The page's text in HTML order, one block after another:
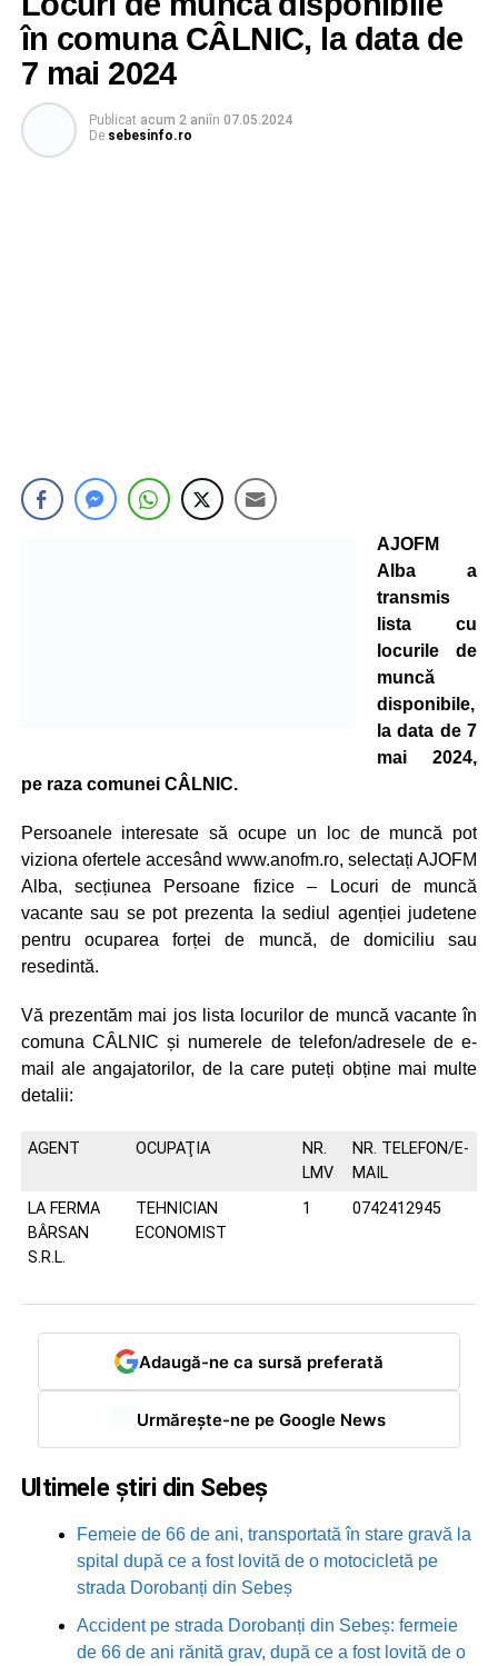
în comuna CÂLNIC, la data de
7 mai 2024
Publicat acum 2 aniîn 07.05.2024
De sebesinfo.ro
AJOFM
Alba a
transmis
lista cu
locurile de
muncă
disponibile,
la data de 7
mai 2024,
pe raza comunei CÂLNIC.
Persoanele interesate să ocupe un loc de muncă pot
viziona ofertele accesând www.anofm.ro, selectați AJOFM
Alba, secțiunea Persoane fizice – Locuri de muncă
vacante sau se pot prezenta la sediul agenției judetene
pentru ocuparea forței de muncă, de domiciliu sau
resedintă.
Vă prezentăm mai jos lista locurilor de muncă vacante în
comuna CÂLNIC și numerele de telefon/adresele de e-
mail ale angajatorilor, de la care puteți obține mai multe
detalii:
AGENT OCUPAŢIA
NR.
LMV
NR. TELEFON/E-
MAIL
LA FERMA
BÂRSAN
S.R.L.
TEHNICIAN
ECONOMIST
1 0742412945
Adaugă-ne ca sursă preferată
Urmărește-ne pe Google News
Ultimele știri din Sebeș
Femeie de 66 de ani, transportată în stare gravă la
spital după ce a fost lovită de o motocicletă pe
strada Dorobanți din Sebeș
Accident pe strada Dorobanți din Sebeș: fermeie
de 66 de ani rănită grav, după ce a fost lovită de o